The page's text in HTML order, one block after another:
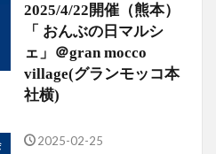
2025/4/22開催（熊本）
「 おんぶの日マルシ
ェ」＠gran mocco
village(グランモッコ本
社横)
2025-02-25